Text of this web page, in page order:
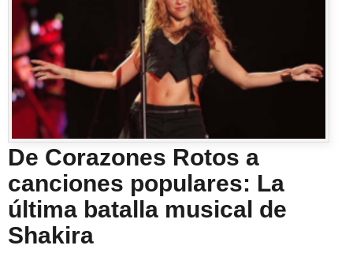
De Corazones Rotos a
canciones populares: La
última batalla musical de
Shakira